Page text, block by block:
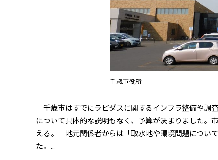
千歳市役所
千歳市はすでにラピダスに関するインフラ整備や調
について具体的な説明もなく、予算が決まりました。
える。 地元関係者からは「取水地や環境問題につい
た。...